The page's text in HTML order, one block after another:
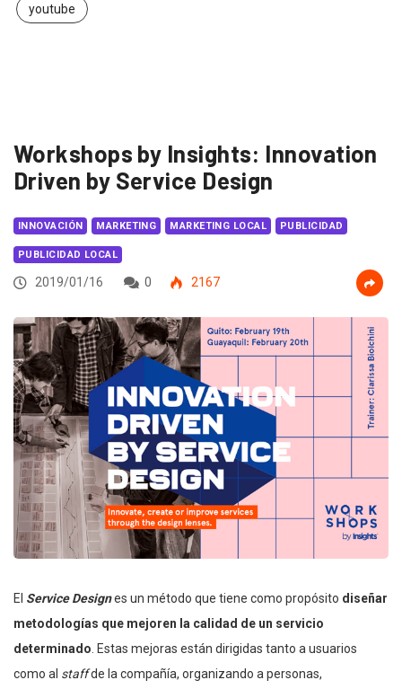
youtube
Workshops by Insights: Innovation
Driven by Service Design
INNOVACIÓN MARKETING MARKETING LOCAL PUBLICIDAD
PUBLICIDAD LOCAL
2019/01/16 0 2167
El Service Designes un método que tiene como propósito diseñar
metodologías que mejoren la calidad de un servicio
determinado. Estas mejoras están dirigidas tanto a usuarios
como al staffde la compañía, organizando a personas,